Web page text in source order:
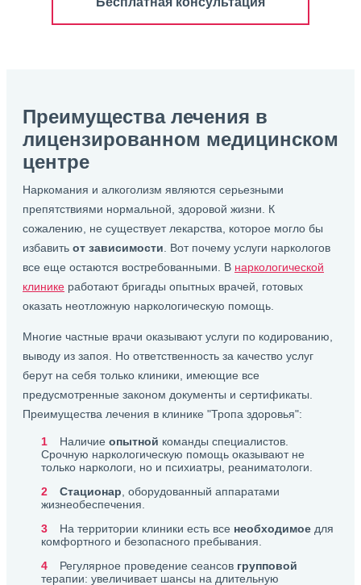
Преимущества лечения в
лицензированном медицинском
центре
Наркомания и алкоголизм являются серьезными
препятствиями нормальной, здоровой жизни. К
сожалению, не существует лекарства, которое могло бы
избавить от зависимости . Вот почему услуги наркологов
все еще остаются востребованными. В наркологической
клинике работают бригады опытных врачей, готовых
оказать неотложную наркологическую помощь.
Многие частные врачи оказывают услуги по кодированию,
выводу из запоя. Но ответственность за качество услуг
берут на себя только клиники, имеющие все
предусмотренные законом документы и сертификаты.
Преимущества лечения в клинике "Тропа здоровья":
Наличие опытной команды специалистов.
Срочную наркологическую помощь оказывают не
только наркологи, но и психиатры, реаниматологи.
Стационар , оборудованный аппаратами
жизнеобеспечения.
На территории клиники есть все необходимое для
комфортного и безопасного пребывания.
Регулярное проведение сеансов групповой
терапии: увеличивает шансы на длительную